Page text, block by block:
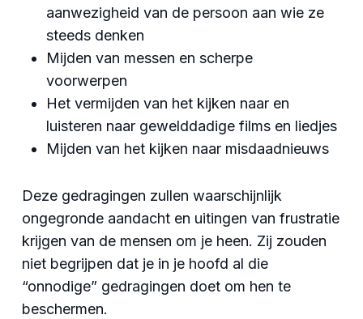
aanwezigheid van de persoon aan wie ze
steeds denken
Mijden van messen en scherpe
voorwerpen
Het vermijden van het kijken naar en
luisteren naar gewelddadige films en liedjes
Mijden van het kijken naar misdaadnieuws
Deze gedragingen zullen waarschijnlijk
ongegronde aandacht en uitingen van frustratie
krijgen van de mensen om je heen. Zij zouden
niet begrijpen dat je in je hoofd al die
“onnodige” gedragingen doet om hen te
beschermen.